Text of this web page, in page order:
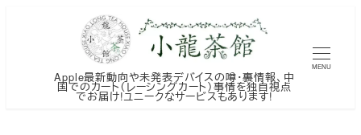
Apple最新動向や未発表デバイスの噂・裏情報、中
国でのカート（レーシングカート）事情を独自視点
でお届け!ユニークなサービスもあります!
MENU